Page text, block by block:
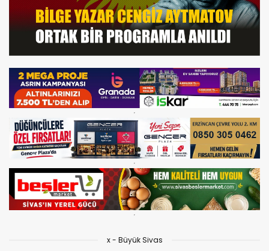
x - Büyük Sivas